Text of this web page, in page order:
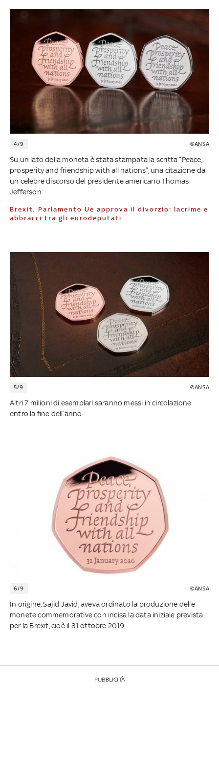
4/9 ©ANSA
Su un lato della moneta è stata stampata la scritta “Peace,
prosperity and friendship with all nations”, una citazione da
un celebre discorso del presidente americano Thomas
Jefferson
Brexit, Parlamento Ue approva il divorzio: lacrime e
abbracci tra gli eurodeputati
5/9 ©ANSA
Altri 7 milioni di esemplari saranno messi in circolazione
entro la fine dell’anno
6/9 ©ANSA
In origine, Sajid Javid, aveva ordinato la produzione delle
monete commemorative con incisa la data iniziale prevista
per la Brexit, cioè il 31 ottobre 2019
PUBBLICITÀ